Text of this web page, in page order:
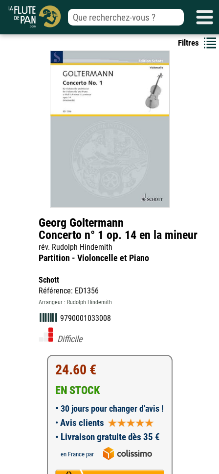
Filtres
Georg Goltermann
Concerto n° 1 op. 14 en la mineur
rév. Rudolph Hindemith
Partition - Violoncelle et Piano
Schott
Référence: ED1356
Arrangeur : Rudolph Hindemith
9790001033008
Difficile
24.60 €
EN STOCK
• 30 jours pour changer d'avis !
• Avis clients
• Livraison gratuite dès 35 €
en France par